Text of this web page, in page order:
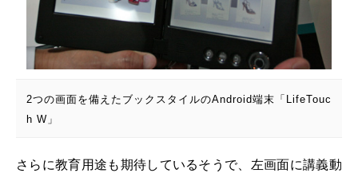
2つの画面を備えたブックスタイルのAndroid端末「LifeTouc
h W」
さらに教育用途も期待しているそうで、左画面に講義動